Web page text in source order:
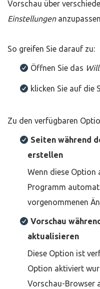
Vorschau über
Einstellungen
So greifen Sie darauf zu:
Öffnen Sie das
klicken Sie auf die
Zu den verfügbaren
Seiten während
erstellen
Wenn diese
Programm
vorgenommenen
Vorschau
aktualisieren
Diese Option ist
Option aktiviert
Vorschau-Browser